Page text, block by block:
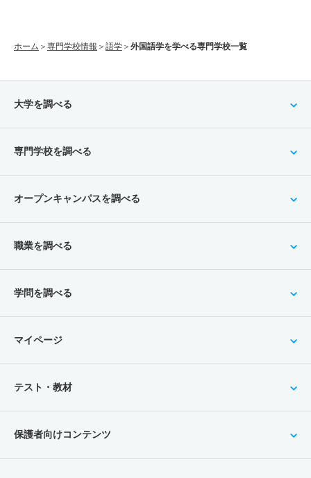
ホーム 専門学校情報 語学 外国語学を学べる専門学校一覧
大学を調べる
専門学校を調べる
オープンキャンパスを調べる
職業を調べる
学問を調べる
マイページ
テスト・教材
保護者向けコンテンツ